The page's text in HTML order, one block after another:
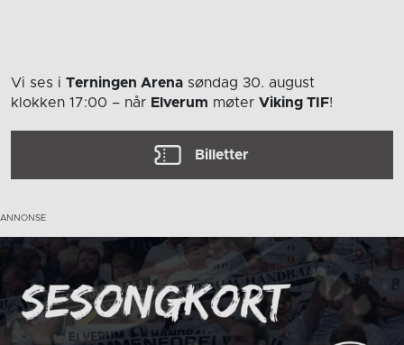
Vi ses i Terningen Arena søndag 30. august
klokken 17:00 – når Elverum møter Viking TIF!
Billetter